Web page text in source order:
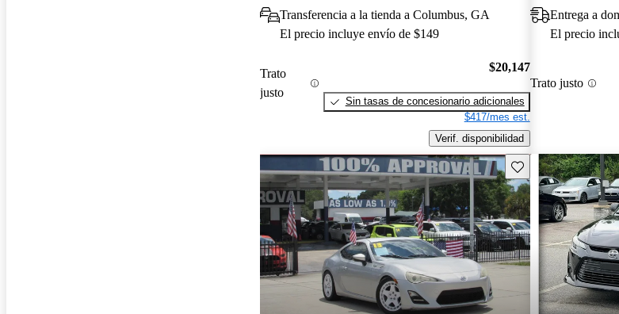
Transferencia a la tienda a Columbus, GA
El precio incluye envío de $149
Trato
justo
$20,147
Sin tasas de concesionario adicionales
$417/mes est.
Verif. disponibilidad
Entrega a
El precio
Trato justo
Guarda este Aviso